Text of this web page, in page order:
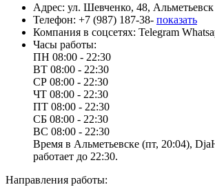
Адрес: ул. Шевченко, 48, Альметьевск
Телефон: +7 (987) 187-38- показать
Компания в соцсетях: Telegram
Часы работы:
ПН 08:00 - 22:30
ВТ 08:00 - 22:30
СР 08:00 - 22:30
ЧТ 08:00 - 22:30
ПТ 08:00 - 22:30
СБ 08:00 - 22:30
ВС 08:00 - 22:30
Время в Альметьевске (пт, 20:04),
работает до 22:30.
Направления работы: